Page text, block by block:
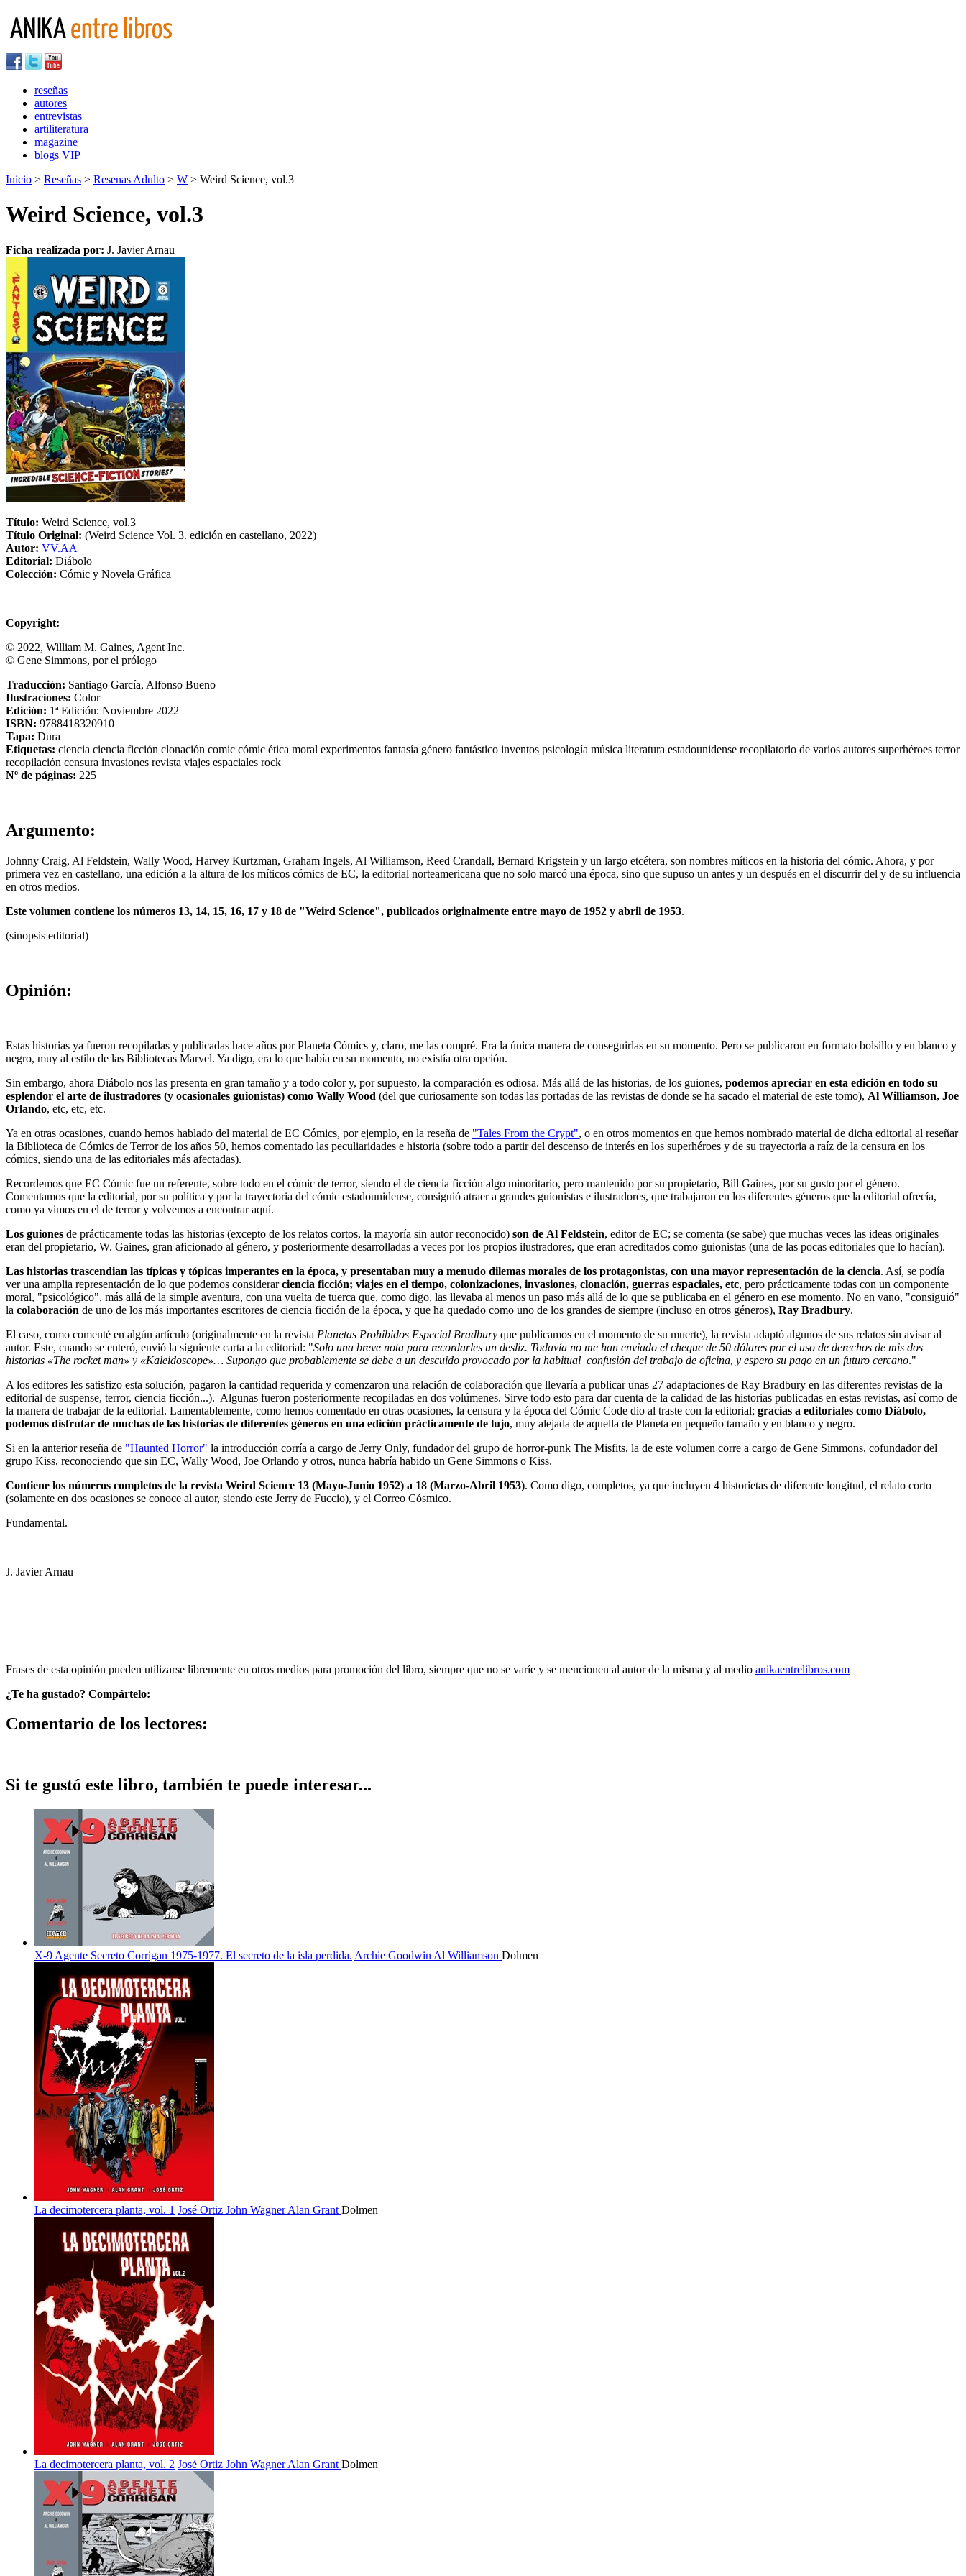
reseñas
autores
entrevistas
artiliteratura
magazine
blogs VIP
Inicio > Reseñas > Resenas Adulto > W > Weird Science, vol.3
Weird Science, vol.3
Ficha realizada por: J. Javier Arnau
Título: Weird Science, vol.3
Título Original: (Weird Science Vol. 3. edición en castellano, 2022)
Autor: VV.AA
Editorial: Diábolo
Colección: Cómic y Novela Gráfica
Copyright:
© 2022, William M. Gaines, Agent Inc.
© Gene Simmons, por el prólogo
Traducción: Santiago García, Alfonso Bueno
Ilustraciones: Color
Edición: 1ª Edición: Noviembre 2022
ISBN: 9788418320910
Tapa: Dura
Etiquetas: ciencia ciencia ficción clonación comic cómic ética moral experimentos fantasía género fantástico inventos psicología música literatura estadounidense recopilatorio de varios autores superhéroes terror
recopilación censura invasiones revista viajes espaciales rock
Nº de páginas: 225
Argumento:
Johnny Craig, Al Feldstein, Wally Wood, Harvey Kurtzman, Graham Ingels, Al Williamson, Reed Crandall, Bernard Krigstein y un largo etcétera, son nombres míticos en la historia del cómic. Ahora, y por
primera vez en castellano, una edición a la altura de los míticos cómics de EC, la editorial norteamericana que no solo marcó una época, sino que supuso un antes y un después en el discurrir del y de su influencia
en otros medios.
Este volumen contiene los números 13, 14, 15, 16, 17 y 18 de "Weird Science", publicados originalmente entre mayo de 1952 y abril de 1953.
(sinopsis editorial)
Opinión:
Estas historias ya fueron recopiladas y publicadas hace años por Planeta Cómics y, claro, me las compré. Era la única manera de conseguirlas en su momento. Pero se publicaron en formato bolsillo y en blanco y
negro, muy al estilo de las Bibliotecas Marvel. Ya digo, era lo que había en su momento, no existía otra opción.
Sin embargo, ahora Diábolo nos las presenta en gran tamaño y a todo color y, por supuesto, la comparación es odiosa. Más allá de las historias, de los guiones, podemos apreciar en esta edición en todo su
esplendor el arte de ilustradores (y ocasionales guionistas) como Wally Wood (del que curiosamente son todas las portadas de las revistas de donde se ha sacado el material de este tomo), Al Williamson, Joe
Orlando, etc, etc, etc.
Ya en otras ocasiones, cuando hemos hablado del material de EC Cómics, por ejemplo, en la reseña de "Tales From the Crypt", o en otros momentos en que hemos nombrado material de dicha editorial al reseñar
la Biblioteca de Cómics de Terror de los años 50, hemos comentado las peculiaridades e historia (sobre todo a partir del descenso de interés en los superhéroes y de su trayectoria a raíz de la censura en los
cómics, siendo una de las editoriales más afectadas).
Recordemos que EC Cómic fue un referente, sobre todo en el cómic de terror, siendo el de ciencia ficción algo minoritario, pero mantenido por su propietario, Bill Gaines, por su gusto por el género.
Comentamos que la editorial, por su política y por la trayectoria del cómic estadounidense, consiguió atraer a grandes guionistas e ilustradores, que trabajaron en los diferentes géneros que la editorial ofrecía,
como ya vimos en el de terror y volvemos a encontrar aquí.
Los guiones de prácticamente todas las historias (excepto de los relatos cortos, la mayoría sin autor reconocido) son de Al Feldstein, editor de EC; se comenta (se sabe) que muchas veces las ideas originales
eran del propietario, W. Gaines, gran aficionado al género, y posteriormente desarrolladas a veces por los propios ilustradores, que eran acreditados como guionistas (una de las pocas editoriales que lo hacían).
Las historias trascendian las típicas y tópicas imperantes en la época, y presentaban muy a menudo dilemas morales de los protagonistas, con una mayor representación de la ciencia. Así, se podía
ver una amplia representación de lo que podemos considerarciencia ficción; viajes en el tiempo, colonizaciones, invasiones, clonación, guerras espaciales, etc, pero prácticamente todas con un componente
moral, "psicológico", más allá de la simple aventura, con una vuelta de tuerca que, como digo, las llevaba al menos un paso más allá de lo que se publicaba en el género en ese momento. No en vano, "consiguió"
la colaboración de uno de los más importantes escritores de ciencia ficción de la época, y que ha quedado como uno de los grandes de siempre (incluso en otros géneros), Ray Bradbury.
El caso, como comenté en algún artículo (originalmente en la revista Planetas Prohibidos Especial Bradbury que publicamos en el momento de su muerte), la revista adaptó algunos de sus relatos sin avisar al
autor. Este, cuando se enteró, envió la siguiente carta a la editorial: "Solo una breve nota para recordarles un desliz. Todavía no me han enviado el cheque de 50 dólares por el uso de derechos de mis dos
historias «The rocket man» y «Kaleidoscope»… Supongo que probablemente se debe a un descuido provocado por la habitual confusión del trabajo de oficina, y espero su pago en un futuro cercano."
A los editores les satisfizo esta solución, pagaron la cantidad requerida y comenzaron una relación de colaboración que llevaría a publicar unas 27 adaptaciones de Ray Bradbury en las diferentes revistas de la
editorial de suspense, terror, ciencia ficción...). Algunas fueron posteriormente recopiladas en dos volúmenes. Sirve todo esto para dar cuenta de la calidad de las historias publicadas en estas revistas, así como de
la manera de trabajar de la editorial. Lamentablemente, como hemos comentado en otras ocasiones, la censura y la época del Cómic Code dio al traste con la editorial; gracias a editoriales como Diábolo,
podemos disfrutar de muchas de las historias de diferentes géneros en una edición prácticamente de lujo, muy alejada de aquella de Planeta en pequeño tamaño y en blanco y negro.
Si en la anterior reseña de "Haunted Horror" la introducción corría a cargo de Jerry Only, fundador del grupo de horror-punk The Misfits, la de este volumen corre a cargo de Gene Simmons, cofundador del
grupo Kiss, reconociendo que sin EC, Wally Wood, Joe Orlando y otros, nunca habría habido un Gene Simmons o Kiss.
Contiene los números completos de la revista Weird Science 13 (Mayo-Junio 1952) a 18 (Marzo-Abril 1953). Como digo, completos, ya que incluyen 4 historietas de diferente longitud, el relato corto
(solamente en dos ocasiones se conoce al autor, siendo este Jerry de Fuccio), y el Correo Cósmico.
Fundamental.
J. Javier Arnau
Frases de esta opinión pueden utilizarse libremente en otros medios para promoción del libro, siempre que no se varíe y se mencionen al autor de la misma y al medio anikaentrelibros.com
¿Te ha gustado? Compártelo:
Comentario de los lectores:
Si te gustó este libro, también te puede interesar...
X-9 Agente Secreto Corrigan 1975-1977. El secreto de la isla perdida. Archie Goodwin Al Williamson Dolmen
La decimotercera planta, vol. 1 José Ortiz John WagnerAlan Grant Dolmen
La decimotercera planta, vol. 2 José Ortiz John WagnerAlan Grant Dolmen